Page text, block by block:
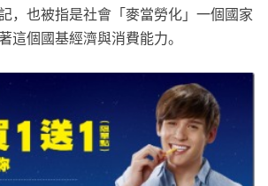
，也被指是社會「麥當勞化」一個國家
這個國基經濟與消費能力。